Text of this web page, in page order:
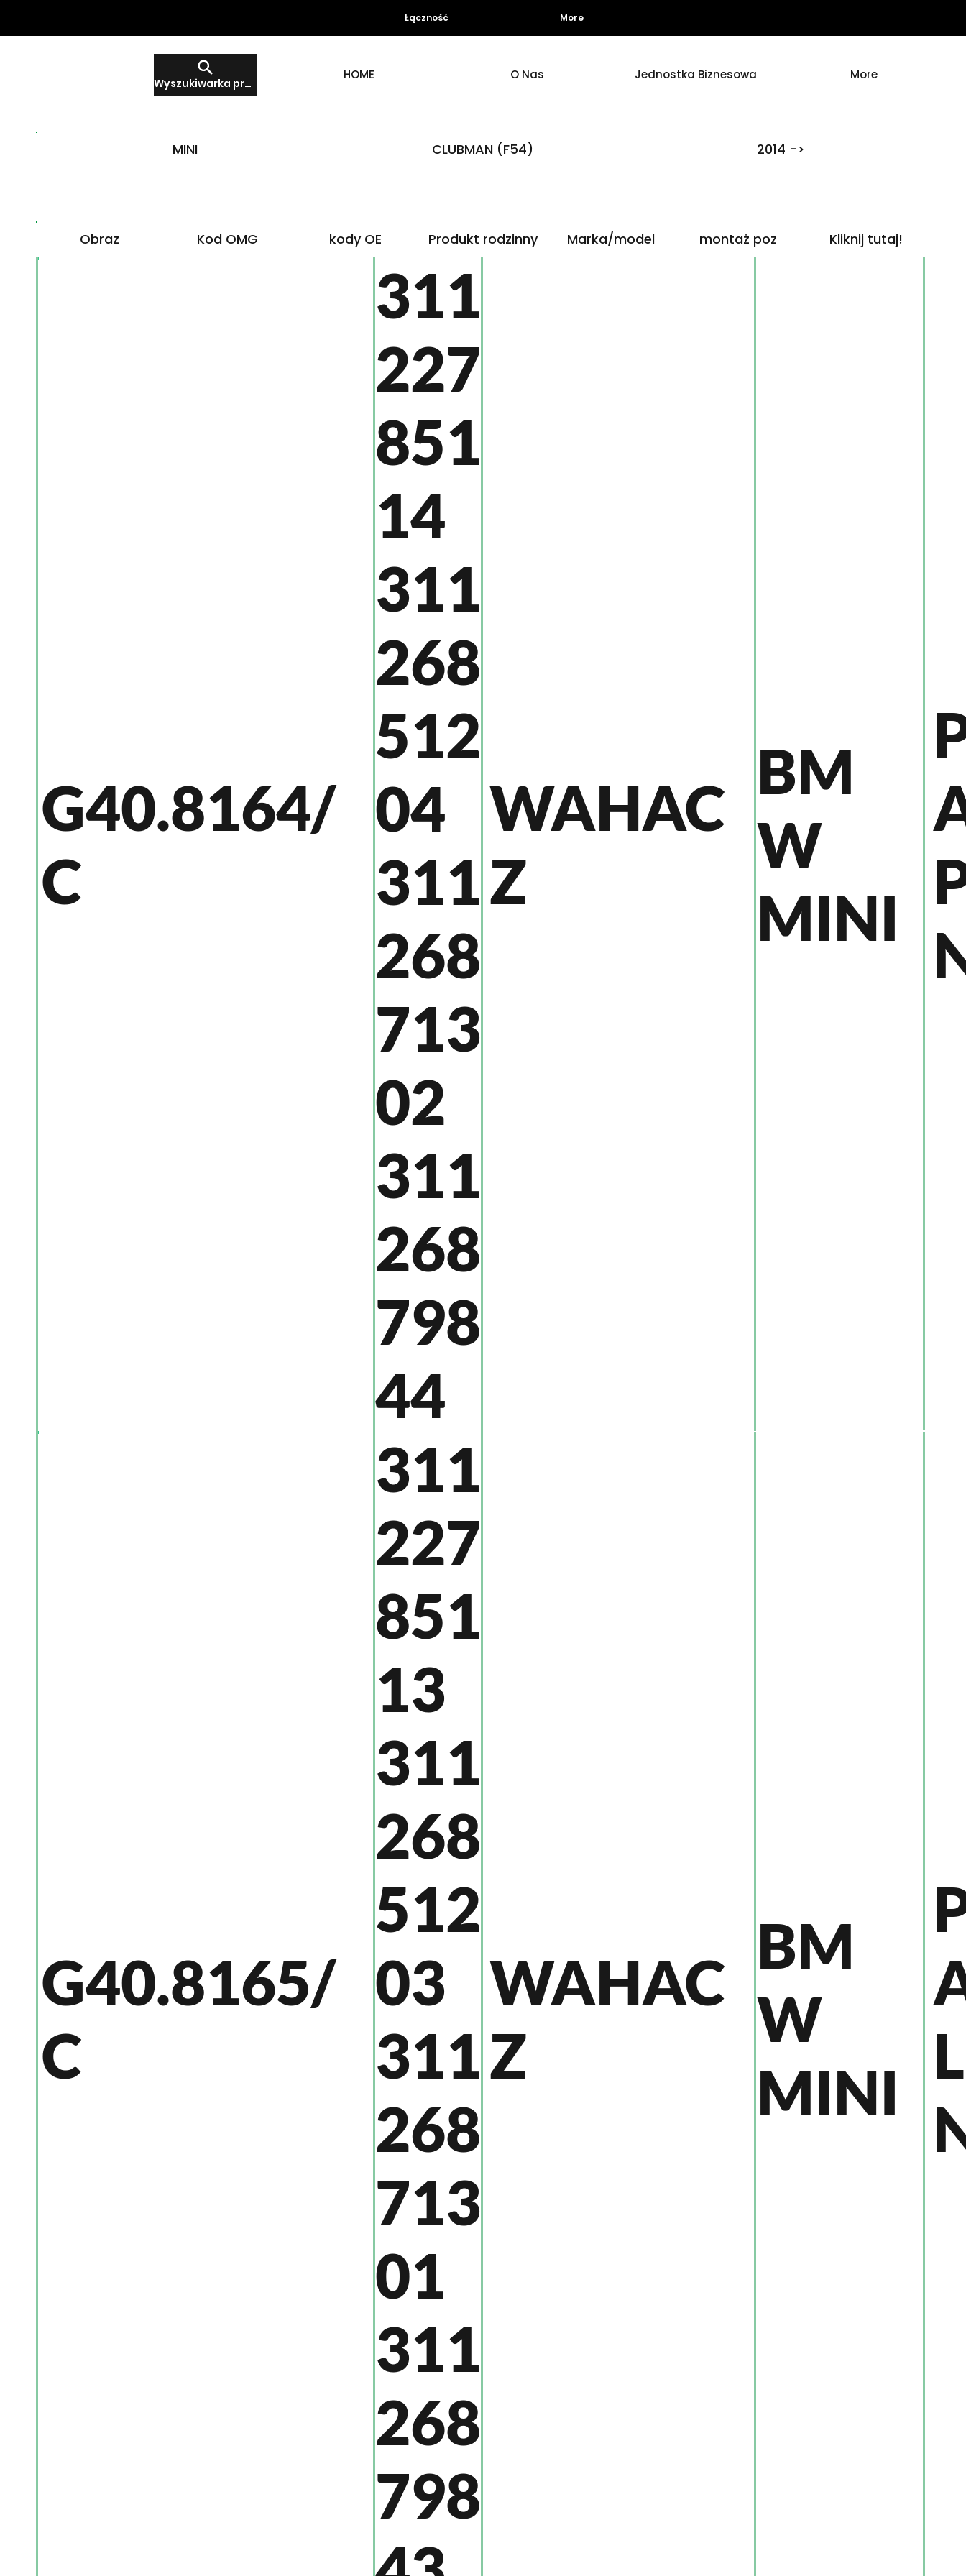
HOME O Nas Jednostka Biznesowa More
Wyszukiwarka produktów
Łączność More
Obraz Kod OMG kody OE Produkt rodzinny Marka/model montaż poz Kliknij tutaj!
G40.8164/
C
311
227
851
14
311
268
512
04
311
268
713
02
311
268
798
44
WAHAC
Z
BM
W
MINI
G40.8165/
C
311
227
851
13
311
268
512
03
311
268
713
01
311
268
798
WAHAC
Z
BM
W
MINI
MINI CLUBMAN (F54) 2014 ->